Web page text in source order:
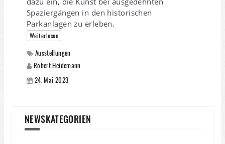
Spaziergängen in den historischen
Parkanlagen zu erleben.
Weiterlesen
Ausstellungen
Robert Heidemann
24. Mai 2023
NEWSKATEGORIEN